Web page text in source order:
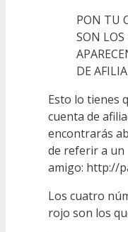
PON TU
SON
DE
Esto lo tienes
cuenta de
encontrarás
de referir a un
amigo: http://
Los cuatro
rojo son los